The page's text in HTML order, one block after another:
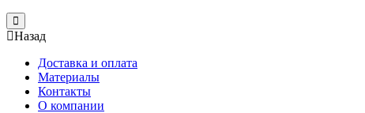
Close
Назад
Доставка и оплата
Материалы
Контакты
О компании